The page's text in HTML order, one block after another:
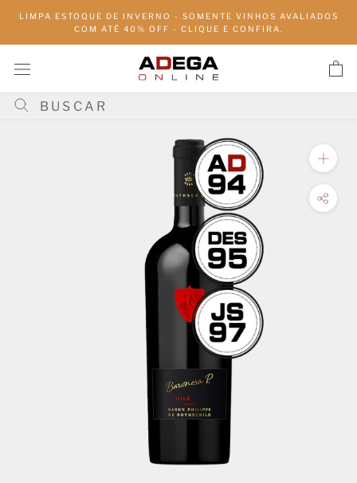
conteúdo
LIMPA ESTOQUE DE INVERNO - SOMENTE VINHOS AVALIADOS
COM ATÉ 40% OFF - CLIQUE E CONFIRA.